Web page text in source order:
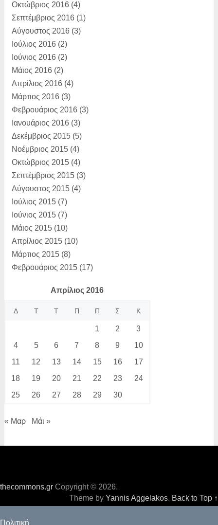
Οκτώβριος 2016(4)
Σεπτέμβριος 2016(1)
Αύγουστος 2016(3)
Ιούλιος 2016(2)
Ιούνιος 2016(2)
Μάιος 2016(2)
Απρίλιος 2016(4)
Μάρτιος 2016(3)
Φεβρουάριος 2016(3)
Ιανουάριος 2016(3)
Δεκέμβριος 2015(5)
Νοέμβριος 2015(4)
Οκτώβριος 2015(4)
Σεπτέμβριος 2015(3)
Αύγουστος 2015(4)
Ιούλιος 2015(7)
Ιούνιος 2015(7)
Μάιος 2015(10)
Απρίλιος 2015(10)
Μάρτιος 2015(8)
Φεβρουάριος 2015(17)
Απρίλιος 2016
Δ Τ Τ Π Π Σ Κ
1 2
3
4
5 6 7 8 9
10
11
12 13 14 15 16
17
18
19 20 21 22 23
24
25
26 27 28 29 30
« Μαρ Μάι »
thecommons.gr Copyright © 2026.
Theme by Yannis Aggelakos. Back to Top ↑
Πολιτική